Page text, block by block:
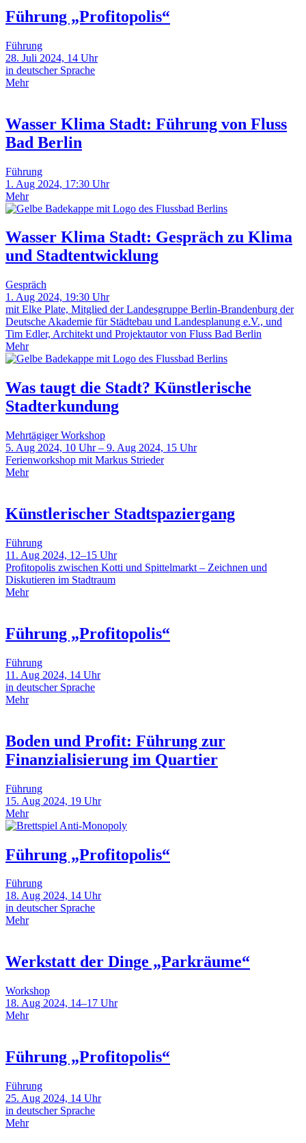
Führung „Profitopolis“
Führung
28. Juli 2024, 14 Uhr
in deutscher Sprache
Mehr
Wasser Klima Stadt: Führung von Fluss
Bad Berlin
Führung
1. Aug 2024, 17:30 Uhr
Mehr
Wasser Klima Stadt: Gespräch zu Klima
und Stadtentwicklung
Gespräch
1. Aug 2024, 19:30 Uhr
mit Elke Plate, Mitglied der Landesgruppe Berlin-Brandenburg der
Deutsche Akademie für Städtebau und Landesplanung e.V., und
Tim Edler, Architekt und Projektautor von Fluss Bad Berlin
Mehr
Was taugt die Stadt? Künstlerische
Stadterkundung
Mehrtägiger Workshop
5. Aug 2024, 10 Uhr – 9. Aug 2024, 15 Uhr
Ferienworkshop mit Markus Strieder
Mehr
Künstlerischer Stadtspaziergang
Führung
11. Aug 2024, 12–15 Uhr
Profitopolis zwischen Kotti und Spittelmarkt – Zeichnen und
Diskutieren im Stadtraum
Mehr
Führung „Profitopolis“
Führung
11. Aug 2024, 14 Uhr
in deutscher Sprache
Mehr
Boden und Profit: Führung zur
Finanzialisierung im Quartier
Führung
15. Aug 2024, 19 Uhr
Mehr
Führung „Profitopolis“
Führung
18. Aug 2024, 14 Uhr
in deutscher Sprache
Mehr
Werkstatt der Dinge „Parkräume“
Workshop
18. Aug 2024, 14–17 Uhr
Mehr
Führung „Profitopolis“
Führung
25. Aug 2024, 14 Uhr
in deutscher Sprache
Mehr